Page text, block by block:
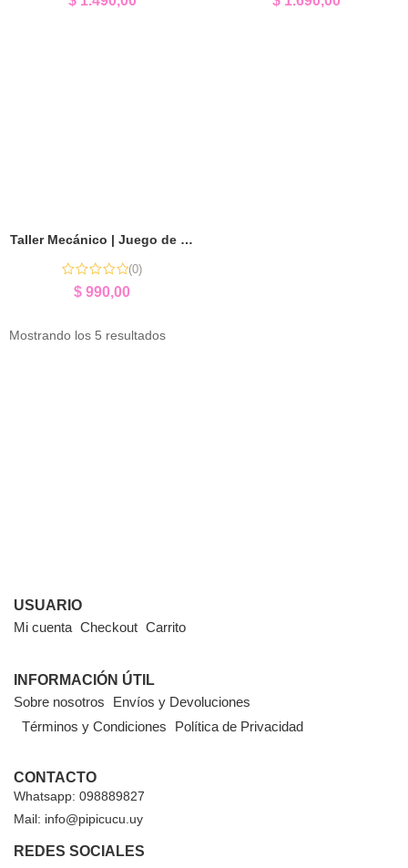
Taller Mecánico | Juego de Roles e Imaginación
(0)
$ 990,00
Mostrando los 5 resultados
USUARIO
Mi cuenta Checkout Carrito
INFORMACIÓN ÚTIL
Sobre nosotros
Envíos y Devoluciones
Términos y Condiciones
Política de Privacidad
CONTACTO
Whatsapp: 098889827
Mail: info@pipicucu.uy
REDES SOCIALES